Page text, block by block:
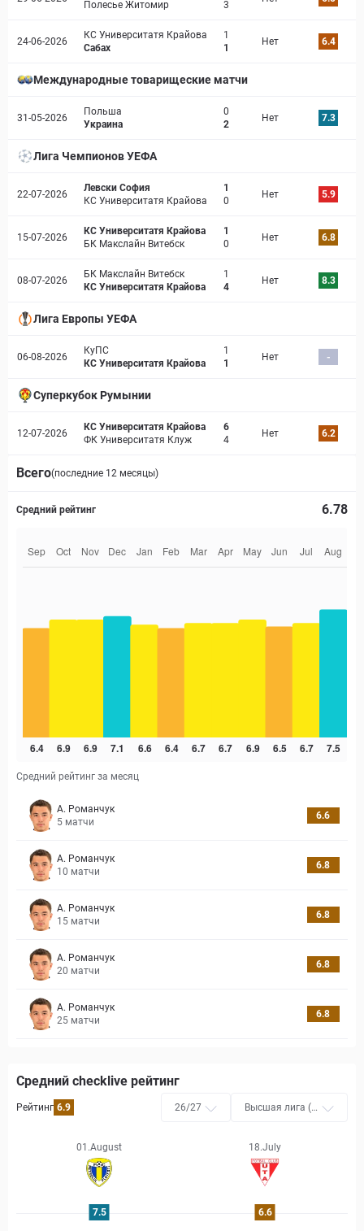
Полесье Житомир
3
24-06-2026
КС Университатя Крайова
Сабах
1
1
Нет 6.4
Международные товарищеские матчи
31-05-2026
Польша
Украина
0
2
Нет 7.3
Лига Чемпионов УЕФА
22-07-2026
Левски София
КС Университатя Крайова
1
0
Нет 5.9
15-07-2026
КС Университатя Крайова
БК Макслайн Витебск
1
0
Нет 6.8
08-07-2026
БК Макслайн Витебск
КС Университатя Крайова
1
4
Нет 8.3
Лига Европы УЕФА
06-08-2026
КуПС
КС Университатя Крайова
1
1
Нет -
Суперкубок Румынии
12-07-2026
КС Университатя Крайова
ФК Университатя Клуж
6
4
Нет 6.2
Всего(последние 12 месяцы)
Средний рейтинг 6.78
Средний рейтинг за месяц
А. Романчук
5 матчи
6.6
А. Романчук
10 матчи
6.8
А. Романчук
15 матчи
6.8
А. Романчук
20 матчи
6.8
А. Романчук
25 матчи
6.8
Средний checklive рейтинг
Рейтинг 6.9 26/27
Высшая лига (Л
01.August 18.July
7.5 6.6